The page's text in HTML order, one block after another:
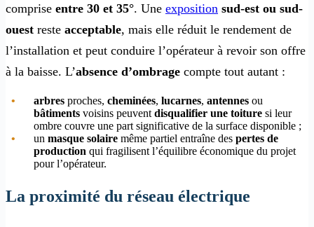
comprise entre 30 et 35°. Une exposition sud-est ou sud-
ouest reste acceptable, mais elle réduit le rendement de
l’installation et peut conduire l’opérateur à revoir son offre
à la baisse. L’absence d’ombrage compte tout autant :
arbres proches, cheminées, lucarnes, antennes ou
bâtiments voisins peuvent disqualifier une toiture si leur
ombre couvre une part significative de la surface disponible ;
un masque solaire même partiel entraîne des pertes de
production qui fragilisent l’équilibre économique du projet
pour l’opérateur.
La proximité du réseau électrique